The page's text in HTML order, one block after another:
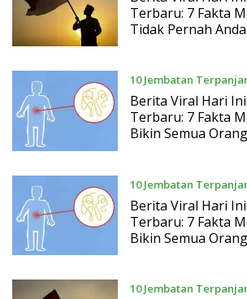
Terbaru: 7 Fakta
Tidak Pernah
10 Jembatan
April 2026
Berita Viral Hari
Terbaru: 7 Fakta
Bikin Semua
10 Jembatan
April 2026
Berita Viral Hari
Terbaru: 7 Fakta
Bikin Semua
10 Jembatan